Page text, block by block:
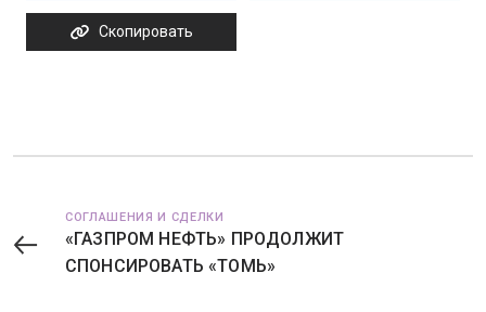
Скопировать
СОГЛАШЕНИЯ И СДЕЛКИ
«ГАЗПРОМ НЕФТЬ» ПРОДОЛЖИТ
СПОНСИРОВАТЬ «ТОМЬ»